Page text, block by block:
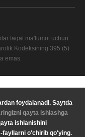
foydalanadi. Saytda
qayta ishlashga
ishlanishini
fayllarni o'chirib qo'ying.
faqat ma'lumot uchun
Kodeksining 395 (5)
emas.
Sifat xizmati
Maxfiylik
siyosati
Yuridik ma'lumot